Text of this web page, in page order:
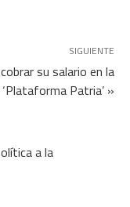
SIGUIENTE
su salario en la
‘Plataforma Patria’ »
a la